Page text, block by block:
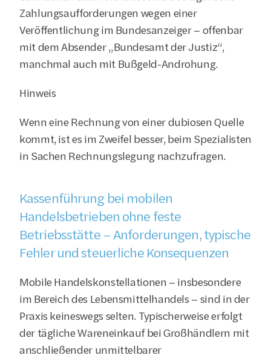
Zahlungsaufforderungen wegen einer
Veröffentlichung im Bundesanzeiger – offenbar
mit dem Absender „Bundesamt der Justiz“,
manchmal auch mit Bußgeld-Androhung.
Hinweis
Wenn eine Rechnung von einer dubiosen Quelle
kommt, ist es im Zweifel besser, beim Spezialisten
in Sachen Rechnungslegung nachzufragen.
Kassenführung bei mobilen
Handelsbetrieben ohne feste
Betriebsstätte – Anforderungen, typische
Fehler und steuerliche Konsequenzen
Mobile Handelskonstellationen – insbesondere
im Bereich des Lebensmittelhandels – sind in der
Praxis keineswegs selten. Typischerweise erfolgt
der tägliche Wareneinkauf bei Großhändlern mit
anschließender unmittelbarer